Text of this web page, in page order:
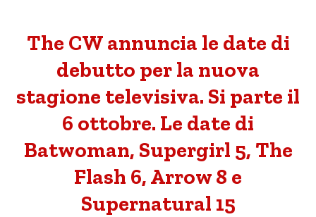
The CW annuncia le date di
debutto per la nuova
stagione televisiva. Si parte il
6 ottobre. Le date di
Batwoman, Supergirl 5, The
Flash 6, Arrow 8 e
Supernatural 15